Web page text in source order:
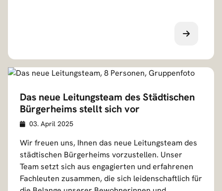
Das neue Leitungsteam des Städtischen
Bürgerheims stellt sich vor
D
t
a
l
Veröffentlicht am
03. April 2025
Wir freuen uns, Ihnen das neue Leitungsteam des
städtischen Bürgerheims vorzustellen. Unser
Team setzt sich aus engagierten und erfahrenen
Fachleuten zusammen, die sich leidenschaftlich für